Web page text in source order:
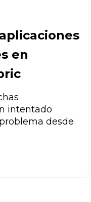
en
intentado
desde